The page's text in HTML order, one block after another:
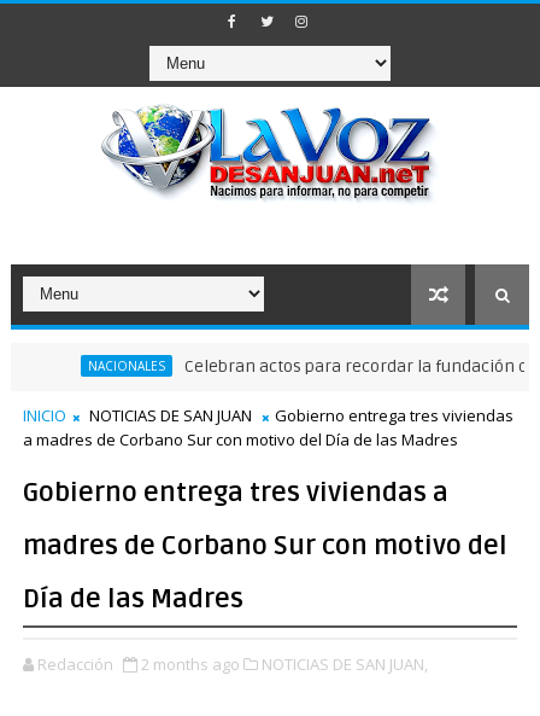
Celebran actos para recordar la fundación de Santo
INICIO NOTICIAS DE SAN JUAN
Gobierno entrega tres viviendas
a madres de Corbano Sur con motivo del Día de las Madres
Gobierno entrega tres viviendas a
madres de Corbano Sur con motivo del
Día de las Madres
Redacción 2 months ago NOTICIAS DE SAN JUAN,